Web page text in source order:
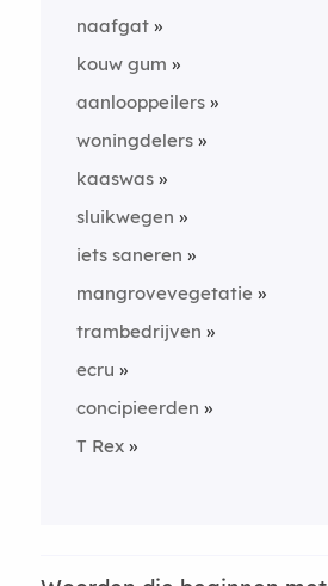
naafgat
kouw gum
aanlooppeilers
woningdelers
kaaswas
sluikwegen
iets saneren
mangrovevegetatie
trambedrijven
ecru
concipieerden
T Rex